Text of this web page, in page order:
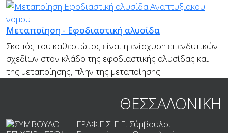
Μεταποίηση - Εφοδιαστική αλυσίδα
Σκοπός του καθεστώτος είναι η ενίσχυση επενδυτικών
σχεδίων στον κλάδο της εφοδιαστικής αλυσίδας και
της μεταποίησης, πλην της μεταποίησης…
ΘΕΣΣΑΛΟΝΙΚΗ
ΓΡΑΦ.Ε.Σ. Ε.Ε. Σύμβουλοι